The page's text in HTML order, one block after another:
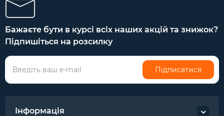
Бажаєте бути в курсі всіх наших акцій та знижок?
Підпишіться на розсилку
Підписатися
Інформація